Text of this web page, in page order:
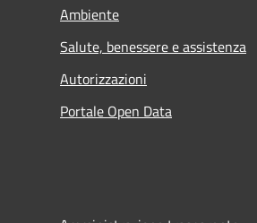
Ambiente
Salute, benessere e assistenza
Autorizzazioni
Portale Open Data